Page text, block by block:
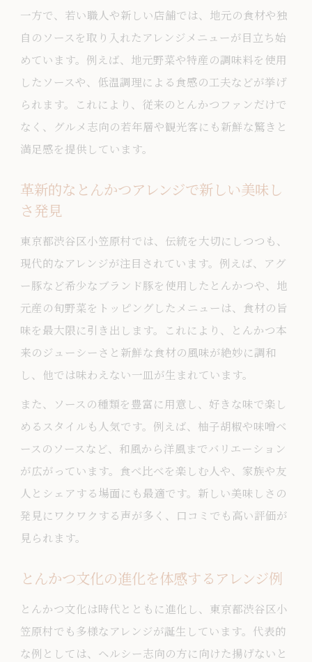
一方で、若い職人や新しい店舗では、地元の食材や独
自のソースを取り入れたアレンジメニューが目立ち始
めています。例えば、地元野菜や特産の調味料を使用
したソースや、低温調理による食感の工夫などが挙げ
られます。これにより、従来のとんかつファンだけで
なく、グルメ志向の若年層や観光客にも新鮮な驚きと
満足感を提供しています。
革新的なとんかつアレンジで新しい美味し
さ発見
東京都渋谷区小笠原村では、伝統を大切にしつつも、
現代的なアレンジが注目されています。例えば、アグ
ー豚など希少なブランド豚を使用したとんかつや、地
元産の旬野菜をトッピングしたメニューは、食材の旨
味を最大限に引き出します。これにより、とんかつ本
来のジューシーさと新鮮な食材の風味が絶妙に調和
し、他では味わえない一皿が生まれています。
また、ソースの種類を豊富に用意し、好きな味で楽し
めるスタイルも人気です。例えば、柚子胡椒や味噌ベ
ースのソースなど、和風から洋風までバリエーション
が広がっています。食べ比べを楽しむ人や、家族や友
人とシェアする場面にも最適です。新しい美味しさの
発見にワクワクする声が多く、口コミでも高い評価が
見られます。
とんかつ文化の進化を体感するアレンジ例
とんかつ文化は時代とともに進化し、東京都渋谷区小
笠原村でも多様なアレンジが誕生しています。代表的
な例としては、ヘルシー志向の方に向けた揚げないと